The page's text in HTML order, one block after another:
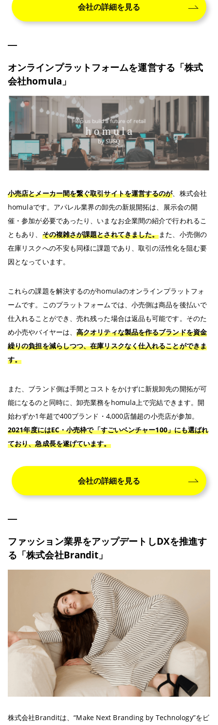
会社の詳細を見る
オンラインプラットフォームを運営する「株式
会社homula」
小売店とメーカー間を繋ぐ取引サイトを運営するのが、株式会社
homulaです。アパレル業界の卸先の新規開拓は、展示会の開
催・参加が必要であったり、いまなお企業間の紹介で行われるこ
ともあり、 その複雑さが課題とされてきました。また、小売側の
在庫リスクへの不安も同様に課題であり、取引の活性化を阻む要
因となっています。
これらの課題を解決するのがhomulaのオンラインプラットフォ
ームです。このプラットフォームでは、小売側は商品を後払いで
仕入れることができ、売れ残った場合は返品も可能です。そのた
め小売やバイヤーは、 高クオリティな製品を作るブランドを資金
繰りの負担を減らしつつ、在庫リスクなく仕入れることができま
す。
また、ブランド側は手間とコストをかけずに新規卸先の開拓が可
能になるのと同時に、卸売業務をhomula上で完結できます。開
始わずか1年超で400ブランド・4,000店舗超の小売店が参加。
2021年度にはEC・小売枠で「すごいベンチャー100」にも選ばれ
ており、急成長を遂げています。
会社の詳細を見る
ファッション業界をアップデートしDXを推進す
る「株式会社Brandit」
株式会社Branditは、“Make Next Branding by Technology”をビ